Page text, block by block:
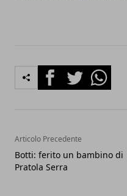
FacebookTwitterWhatsapp
Articolo Precedente
Botti: ferito un bambino di
Pratola Serra